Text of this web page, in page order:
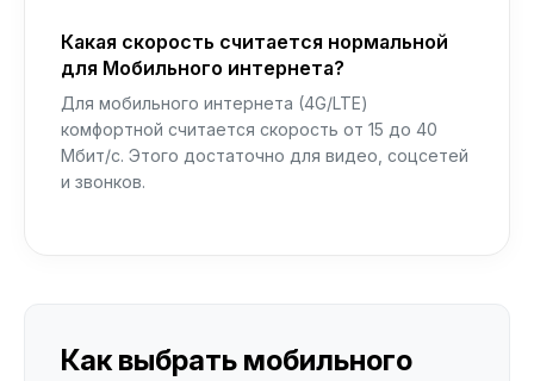
Какая скорость считается нормальной
для Мобильного интернета?
Для мобильного интернета (4G/LTE)
комфортной считается скорость от 15 до 40
Мбит/с. Этого достаточно для видео, соцсетей
и звонков.
Как выбрать мобильного